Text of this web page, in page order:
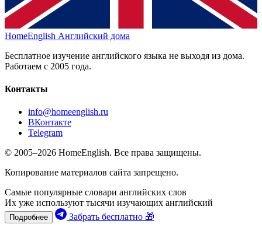
HomeEnglish Английский дома
Бесплатное изучение английского языка не выходя из дома.
Работаем с 2005 года.
Контакты
info@homeenglish.ru
ВКонтакте
Telegram
© 2005–2026 HomeEnglish. Все права защищены.
Копирование материалов сайта запрещено.
Самые популярные словари английских слов
Их уже используют тысячи изучающих английский
Подробнее Забрать бесплатно 🎁